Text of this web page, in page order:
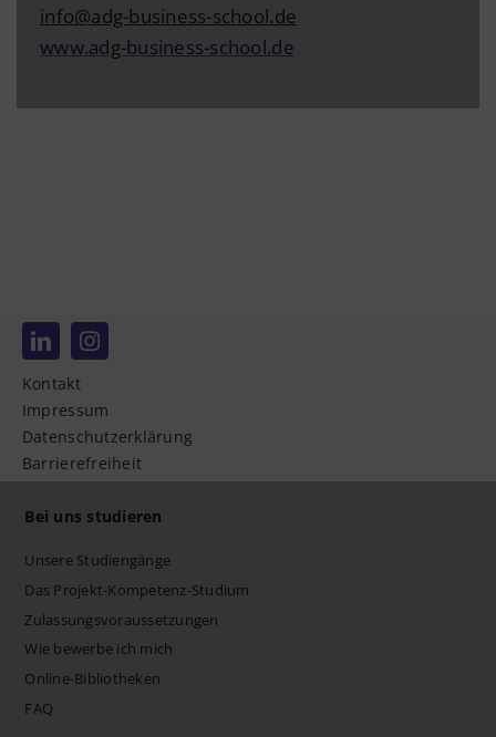
info@adg-business-school.de
www.adg-business-school.de
Kontakt
Impressum
Datenschutzerklärung
Barrierefreiheit
Bei uns studieren
Unsere Studiengänge
Das Projekt-Kompetenz-Studium
Zulassungsvoraussetzungen
Wie bewerbe ich mich
Online-Bibliotheken
FAQ